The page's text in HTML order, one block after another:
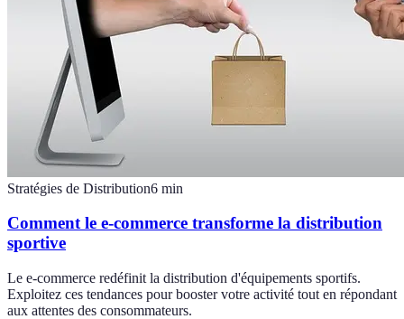
Stratégies de Distribution6 min
Comment le e-commerce transforme la distribution
sportive
Le e-commerce redéfinit la distribution d'équipements sportifs.
Exploitez ces tendances pour booster votre activité tout en répondant
aux attentes des consommateurs.